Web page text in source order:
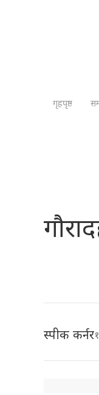
गृहपृष्ठ
स्पीक कर्नर